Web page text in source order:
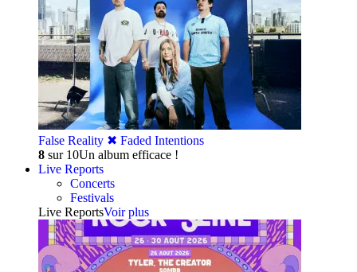
False Reality ✖︎ Faded Intentions
8 sur 10Un album efficace !
Live Reports
Concerts
Festivals
Live ReportsVoir plus